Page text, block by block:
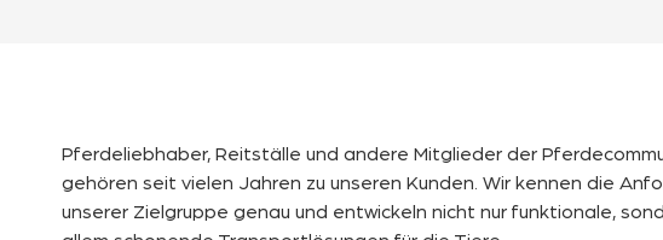
Pferdeliebhaber, Reitställe und andere Mitglieder der
gehören seit vielen Jahren zu unseren Kunden. Wir kennen die
unserer Zielgruppe genau und entwickeln nicht nur funktionale,